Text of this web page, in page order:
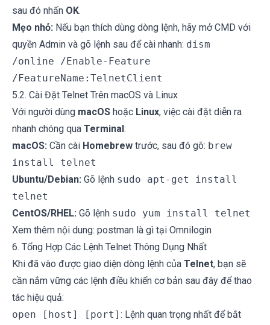
sau đó nhấn OK.
Mẹo nhỏ: Nếu bạn thích dùng dòng lệnh, hãy mở CMD với
quyền Admin và gõ lệnh sau để cài nhanh: dism
/online /Enable-Feature
/FeatureName:TelnetClient
5.2. Cài Đặt Telnet Trên macOS và Linux
Với người dùng macOS hoặc Linux, việc cài đặt diễn ra
nhanh chóng qua Terminal:
macOS: Cần cài Homebrew trước, sau đó gõ: brew
install telnet
Ubuntu/Debian: Gõ lệnh sudo apt-get install
telnet
CentOS/RHEL: Gõ lệnh sudo yum install telnet
Xem thêm nội dung: postman là gì tại Omnilogin
6. Tổng Hợp Các Lệnh Telnet Thông Dụng Nhất
Khi đã vào được giao diện dòng lệnh của Telnet, bạn sẽ
cần nắm vững các lệnh điều khiển cơ bản sau đây để thao
tác hiệu quả:
open [host] [port] : Lệnh quan trọng nhất để bắt